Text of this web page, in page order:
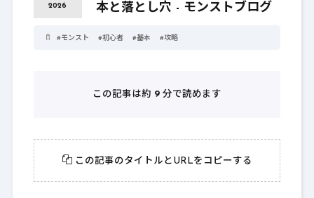
2026
本と落とし穴 - モンストブログ
#モンスト #初心者 #基本 #攻略
この記事は約 9 分で読めます
この記事のタイトルとURLをコピーする